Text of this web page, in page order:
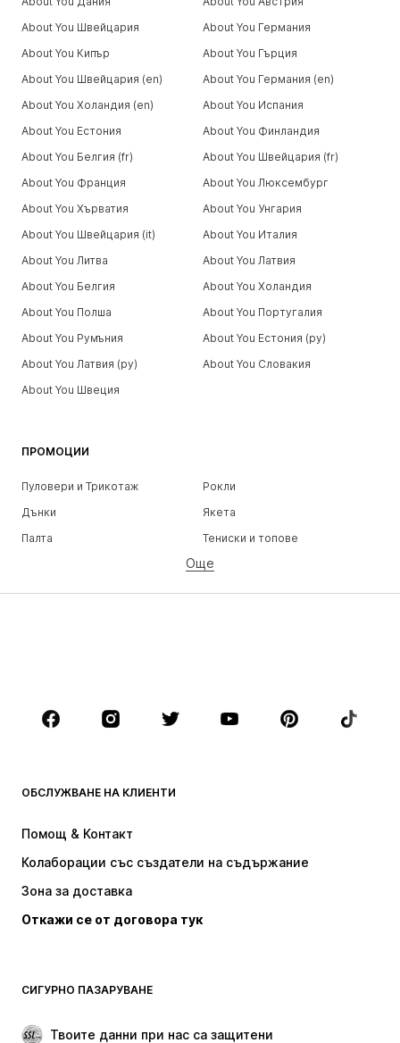
ПРОМОЦИИ
Пуловери и Трикотаж
Рокли
Дънки
Якета
Палта
Тениски и топове
Бельо
Поли
Блузи и туники
Аксесоари
Premium
НОВО
Пуловери и Трикотаж
Бельо
Палта
Поли
Специални Поводи
Още
ОБСЛУЖВАНЕ НА КЛИЕНТИ
Помощ & Контакт
Колаборации със създатели на съдържание
Зона за доставка
Откажи се от договора тук
СИГУРНО ПАЗАРУВАНЕ
Твоите данни при нас са защитени
About You Швейцария
About You Германия
About You Кипър
About You Гърция
About You Швейцария (en)
About You Германия (en)
About You Холандия (en)
About You Испания
About You Естония
About You Финландия
About You Белгия (fr)
About You Швейцария (fr)
About You Франция
About You Люксембург
About You Хърватия
About You Унгария
About You Швейцария (it)
About You Италия
About You Литва
About You Латвия
About You Белгия
About You Холандия
About You Полша
About You Португалия
About You Румъния
About You Естония (ру)
About You Латвия (ру)
About You Словакия
About You Швеция